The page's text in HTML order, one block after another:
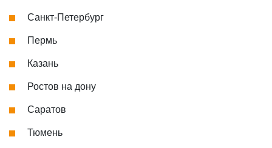
Санкт-Петербург
Пермь
Казань
Ростов на дону
Саратов
Тюмень